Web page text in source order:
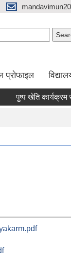
प्रोफाइल
पुष्प खेति कार्यक्रम